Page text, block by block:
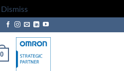
Dismiss
0